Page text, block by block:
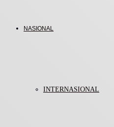
NASIONAL
INTERNASIONAL